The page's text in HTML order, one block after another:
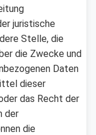
juristische
Stelle, die
die Zwecke und
Daten
dieser
das Recht der
der
die